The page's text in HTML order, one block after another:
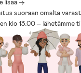
lisää ->
suoraan omalta
klo 13.00 – lähetämme